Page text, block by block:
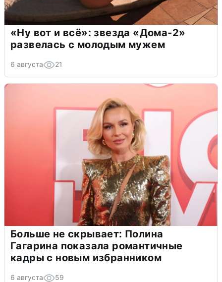
«Ну вот и всё»: звезда «Дома-2»
развелась с молодым мужем
6 августа 21
Больше не скрывает: Полина
Гагарина показала романтичные
кадры с новым избранником
6 августа 59